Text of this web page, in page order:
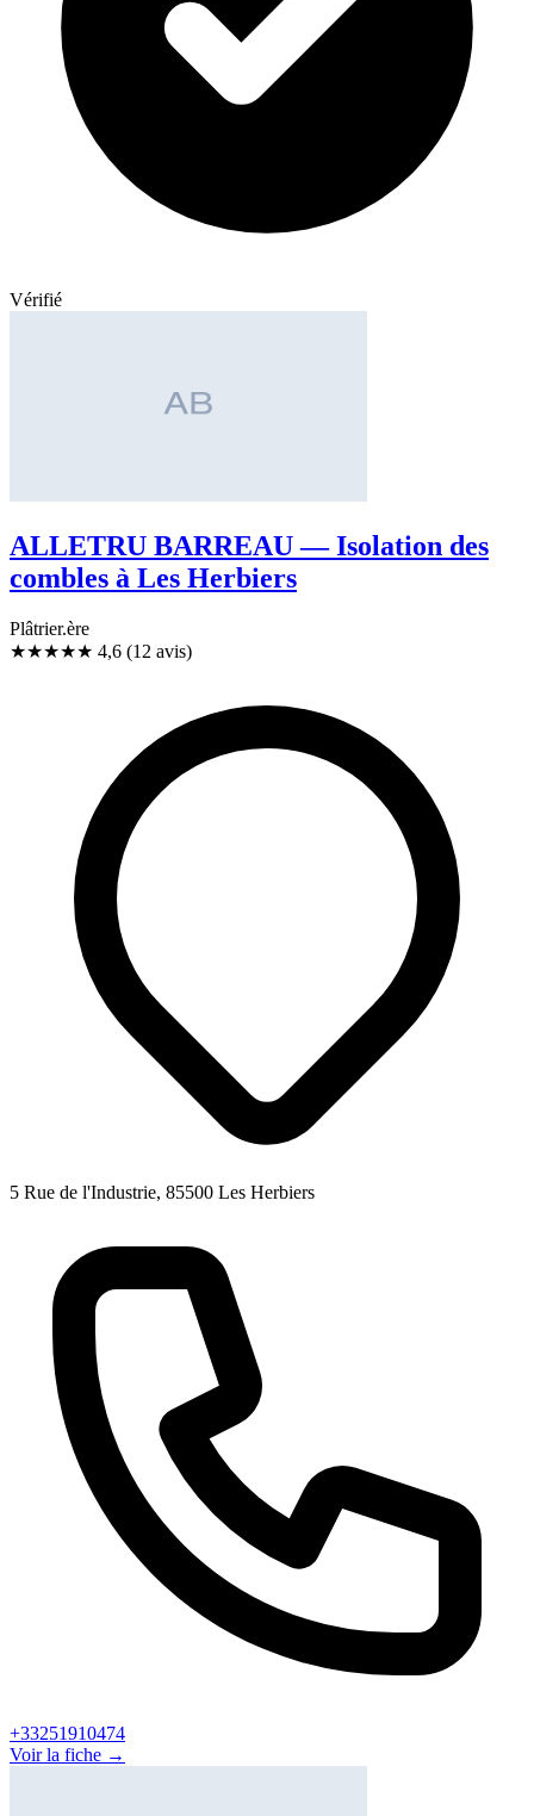
Vérifié
ALLETRU BARREAU — Isolation des
combles à Les Herbiers
Plâtrier.ère
★★★★★ 4,6 (12 avis)
5 Rue de l'Industrie, 85500 Les Herbiers
+33251910474
Voir la fiche →